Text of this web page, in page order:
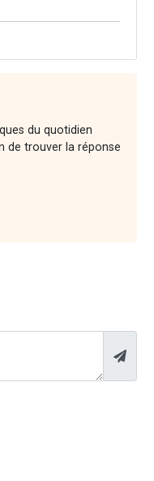
du quotidien
de trouver la réponse